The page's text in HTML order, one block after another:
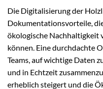
Die Digitalisierung der
Dokumentationsvorteile,
ökologische Nachhaltigkeit
können. Eine durchdachte
Teams, auf wichtige Daten
und in Echtzeit
erheblich steigert und die